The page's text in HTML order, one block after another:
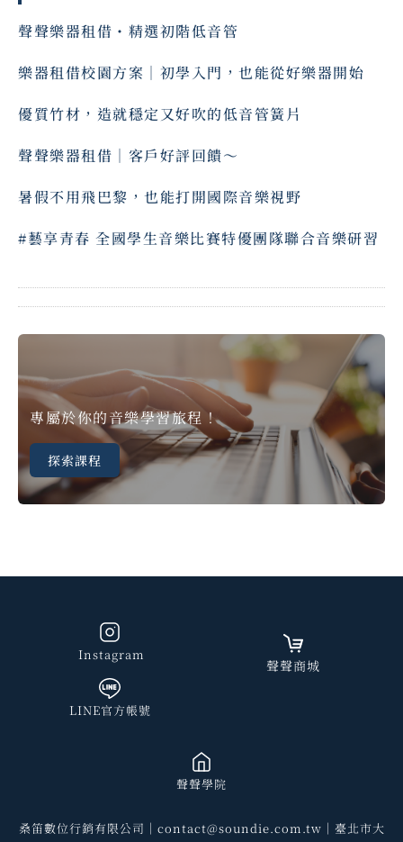
聲聲樂器租借・精選初階低音管
樂器租借校園方案｜初學入門，也能從好樂器開始
優質竹材，造就穩定又好吹的低音管簧片
聲聲樂器租借｜客戶好評回饋～ ⠀
暑假不用飛巴黎，也能打開國際音樂視野
#藝享青春 全國學生音樂比賽特優團隊聯合音樂研習
專屬於你的音樂學習旅程！
探索課程
Instagram
LINE官方帳號
聲聲商城
聲聲學院
桑笛數位行銷有限公司｜contact@soundie.com.tw｜臺北市大